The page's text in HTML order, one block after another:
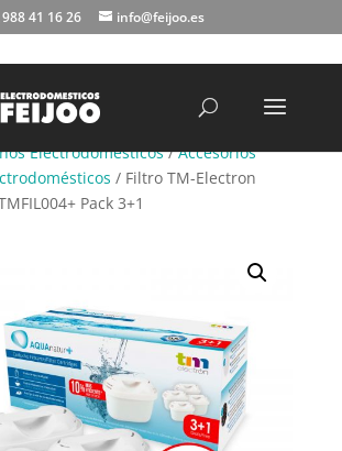
988 41 16 26 info@feijoo.es
Electrodomésticos/Accesorios
/ Filtro TM-Electron
Pack 3+1